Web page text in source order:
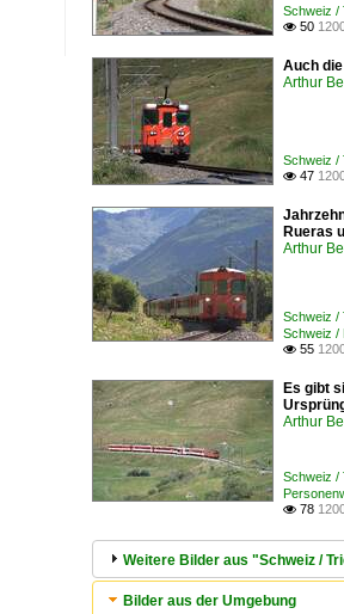
Schweiz /
 50
Auch
Arthur
Schweiz /
 47
Rueras
Arthur
Schweiz /
Schweiz /
 55
Es gibt
Arthur
Schweiz /
 78
Weitere Bilder aus "Schweiz /
Bilder aus der Umgebung